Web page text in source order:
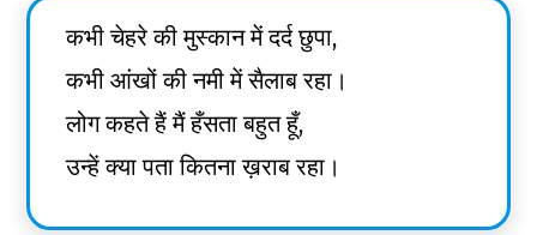
कभी चेहरे की मुस्कान में दर्द छुपा,
कभी आंखों की नमी में सैलाब रहा।
लोग कहते हैं मैं हँसता बहुत हूँ,
उन्हें क्या पता कितना ख़राब रहा।